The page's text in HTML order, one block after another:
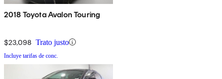
2018 Toyota Avalon Touring
$23,098 Trato justo
Incluye tarifas de conc.